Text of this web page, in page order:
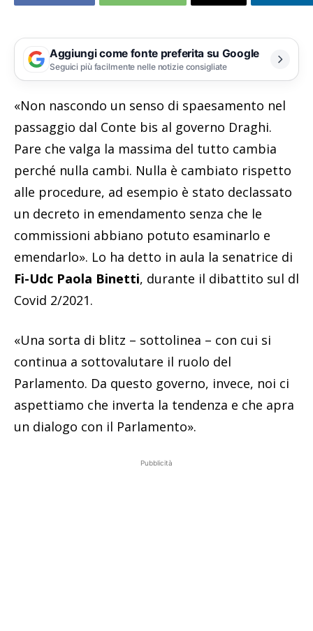
Aggiungi come fonte preferita su Google
Seguici più facilmente nelle notizie consigliate
«Non nascondo un senso di spaesamento nel
passaggio dal Conte bis al governo Draghi.
Pare che valga la massima del tutto cambia
perché nulla cambi. Nulla è cambiato rispetto
alle procedure, ad esempio è stato declassato
un decreto in emendamento senza che le
commissioni abbiano potuto esaminarlo e
emendarlo». Lo ha detto in aula la senatrice di
Fi-Udc Paola Binetti, durante il dibattito sul dl
Covid 2/2021.
«Una sorta di blitz – sottolinea – con cui si
continua a sottovalutare il ruolo del
Parlamento. Da questo governo, invece, noi ci
aspettiamo che inverta la tendenza e che apra
un dialogo con il Parlamento».
Pubblicità